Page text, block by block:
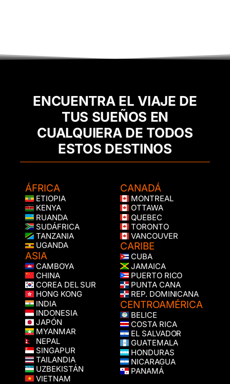
ENCUENTRA EL VIAJE DE
TUS SUEÑOS EN
CUALQUIERA DE TODOS
ESTOS DESTINOS
ÁFRICA
ETIOPIA
KENYA
RUANDA
SUDÁFRICA
TANZANIA
UGANDA
ASIA
CAMBOYA
CHINA
COREA DEL SUR
HONG KONG
INDIA
INDONESIA
JAPÓN
MYANMAR
NEPAL
SINGAPUR
TAILANDIA
UZBEKISTÁN
VIETNAM
CANADÁ
MONTREAL
OTTAWA
QUEBEC
TORONTO
VANCOUVER
CARIBE
CUBA
JAMAICA
PUERTO RICO
PUNTA CANA
REP. DOMINICANA
CENTROAMÉRICA
BELICE
COSTA RICA
EL SALVADOR
GUATEMALA
HONDURAS
NICARAGUA
PANAMÁ